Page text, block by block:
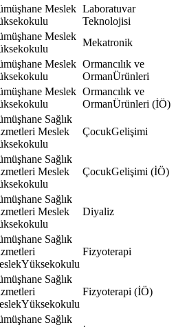
Meslek Laboratuvar
Teknolojisi
Meslek
Mekatronik
Meslek Ormancılık ve
OrmanÜrünleri
Meslek Ormancılık ve
OrmanÜrünleri (İÖ)
Sağlık
Meslek
ÇocukGelişimi
Sağlık
Meslek
ÇocukGelişimi (İÖ)
Sağlık
Meslek
Diyaliz
Sağlık
Fizyoterapi
Sağlık
Fizyoterapi (İÖ)
Sağlık